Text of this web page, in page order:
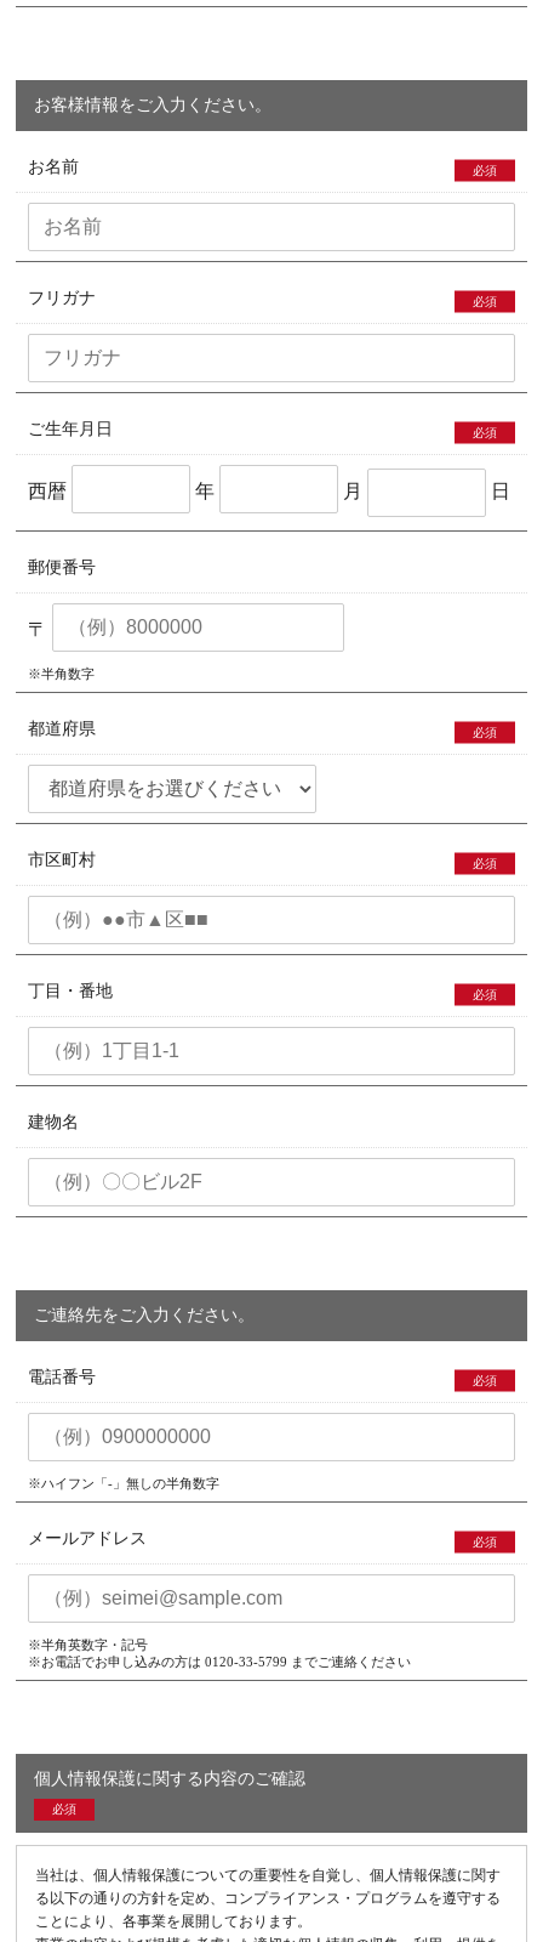
お客様情報をご入力ください。
お名前 必須
フリガナ 必須
ご生年月日 必須
西暦 年 月 日
郵便番号
〒
※半角数字
都道府県 必須
市区町村 必須
丁目・番地 必須
建物名
ご連絡先をご入力ください。
電話番号 必須
※ハイフン「-」無しの半角数字
メールアドレス 必須
※半角英数字・記号
※お電話でお申し込みの方は0120-33-5799 までご連絡ください
個人情報保護に関する内容のご確認
必須
当社は、個人情報保護についての重要性を自覚し、個人情報保護に関す
る以下の通りの方針を定め、コンプライアンス・プログラムを遵守する
ことにより、各事業を展開しております。